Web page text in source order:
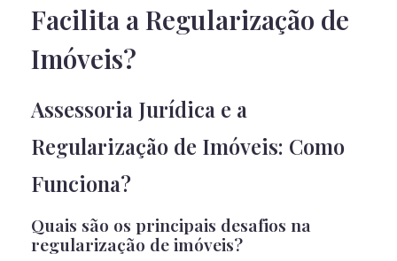
Facilita a Regularização de
Imóveis?
Assessoria Jurídica e a
Regularização de Imóveis: Como
Funciona?
Quais são os principais desafios na
regularização de imóveis?